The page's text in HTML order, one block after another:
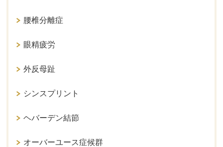
腰椎分離症
眼精疲労
外反母趾
シンスプリント
ヘバーデン結節
オーバーユース症候群